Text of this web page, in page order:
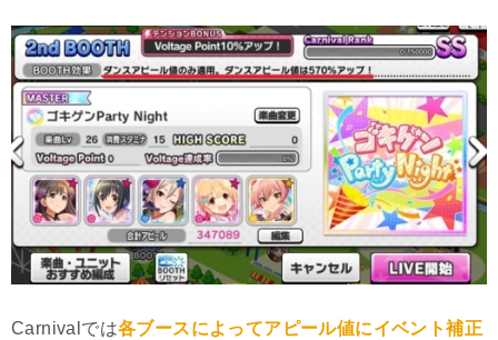
Carnivalでは各ブースによってアピール値にイベント補正